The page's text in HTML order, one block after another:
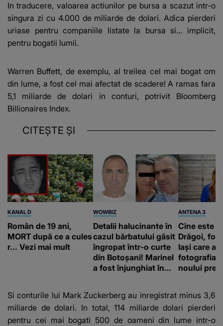
In traducere, valoarea actiunilor pe bursa a scazut intr-o
singura zi cu 4.000 de miliarde de dolari. Adica pierderi
uriase pentru companiile listate la bursa si... implicit,
pentru bogatii lumii.
Warren Buffett, de exemplu, al treilea cel mai bogat om
din lume, a fost cel mai afectat de scadere! A ramas fara
5,1 miliarde de dolari in conturi, potrivit Bloomberg
Billionaires Index.
CITEȘTE ȘI
KANAL D
Român de 19 ani,
MORT după ce a cules
r... Vezi mai mult
WOWBIZ
Detalii halucinante în
cazul bărbatului găsit
îngropat într-o curte
din Botoșani! Marinel
a fost înjunghiat în
suspecți
ANTENA 3
Cine este
Drăgoi,
Iași care a
fotografia
noului
Si conturile lui Mark Zuckerberg au inregistrat minus 3,6
miliarde de dolari. In total, 114 miliarde dolari pierderi
pentru cei mai bogati 500 de oameni din lume intr-o